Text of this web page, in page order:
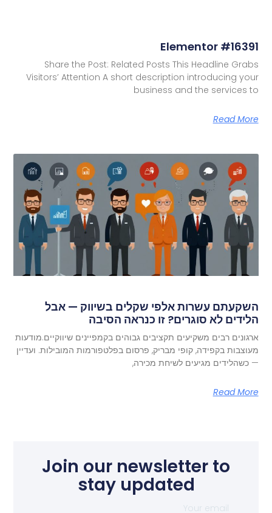
Elementor #16391
Share the Post: Related Posts This Headline Grabs
Visitors’ Attention A short description introducing your
business and the services to
Read More
השקעתם עשרות אלפי שקלים בשיווק — אבל
הלידים לא סוגרים? זו כנראה הסיבה
ארגונים רבים משקיעים תקציבים גבוהים בקמפיינים שיווקיים.מודעות
מעוצבות בקפידה, קופי מבריק, פרסום בפלטפורמות המובילות. ועדיין
— כשהלידים מגיעים לשיחת מכירה,
Read More
Join our newsletter to
stay updated